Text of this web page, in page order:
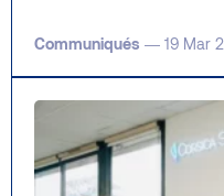
Communiqués — 19 Mar